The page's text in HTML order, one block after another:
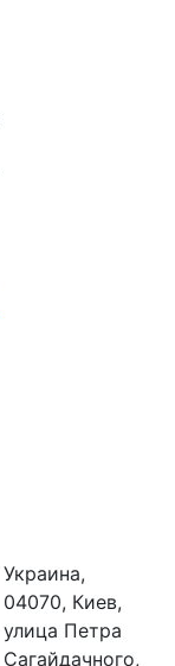
Украина,
04070, Киев,
улица Петра
Сагайдачного,